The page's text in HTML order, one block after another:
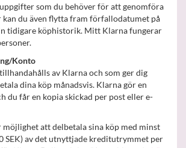
som du behöver för att genomföra
kan du även flytta fram förfallodatumet på
tidigare köphistorik. Mitt Klarna fungerar
Konto
av Klarna och som ger dig
dina köp månadsvis. Klarna gör en
du får en kopia skickad per post eller e-
att delbetala sina köp med minst
SEK) av det utnyttjade kreditutrymmet per